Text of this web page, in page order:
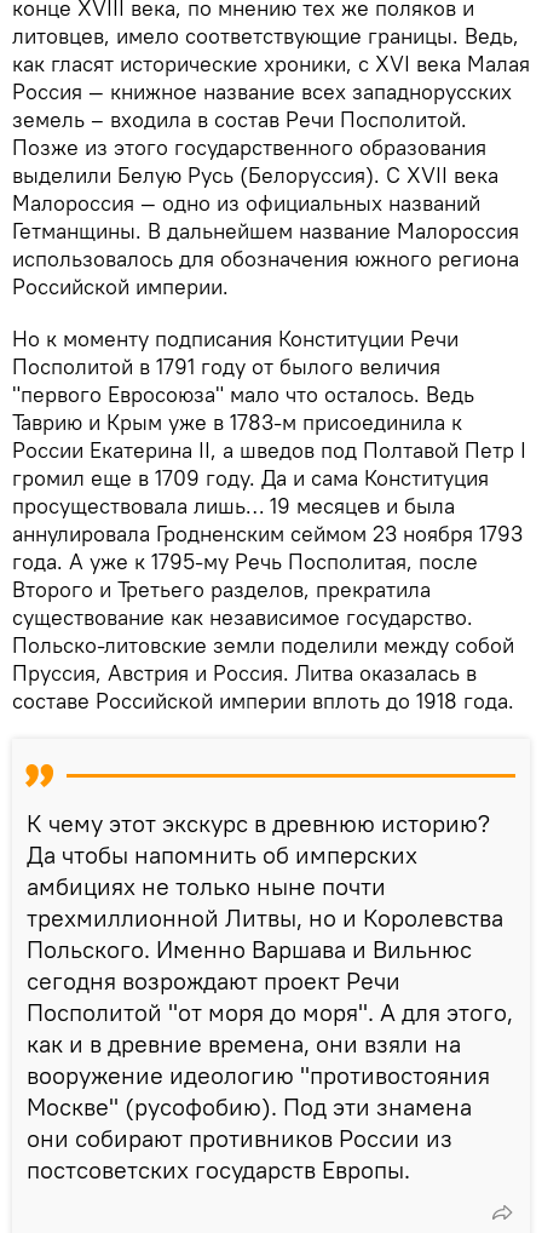
конце XVIII века, по мнению тех же поляков и
литовцев, имело соответствующие границы. Ведь,
как гласят исторические хроники, с XVI века Малая
Россия — книжное название всех западнорусских
земель – входила в состав Речи Посполитой.
Позже из этого государственного образования
выделили Белую Русь (Белоруссия). С XVII века
Малороссия — одно из официальных названий
Гетманщины. В дальнейшем название Малороссия
использовалось для обозначения южного региона
Российской империи.
Но к моменту подписания Конституции Речи
Посполитой в 1791 году от былого величия
"первого Евросоюза" мало что осталось. Ведь
Таврию и Крым уже в 1783-м присоединила к
России Екатерина II, а шведов под Полтавой Петр I
громил еще в 1709 году. Да и сама Конституция
просуществовала лишь… 19 месяцев и была
аннулировала Гродненским сеймом 23 ноября 1793
года. А уже к 1795-му Речь Посполитая, после
Второго и Третьего разделов, прекратила
существование как независимое государство.
Польско-литовские земли поделили между собой
Пруссия, Австрия и Россия. Литва оказалась в
составе Российской империи вплоть до 1918 года.
К чему этот экскурс в древнюю историю?
Да чтобы напомнить об имперских
амбициях не только ныне почти
трехмиллионной Литвы, но и Королевства
Польского. Именно Варшава и Вильнюс
сегодня возрождают проект Речи
Посполитой "от моря до моря". А для этого,
как и в древние времена, они взяли на
вооружение идеологию "противостояния
Москве" (русофобию). Под эти знамена
они собирают противников России из
постсоветских государств Европы.